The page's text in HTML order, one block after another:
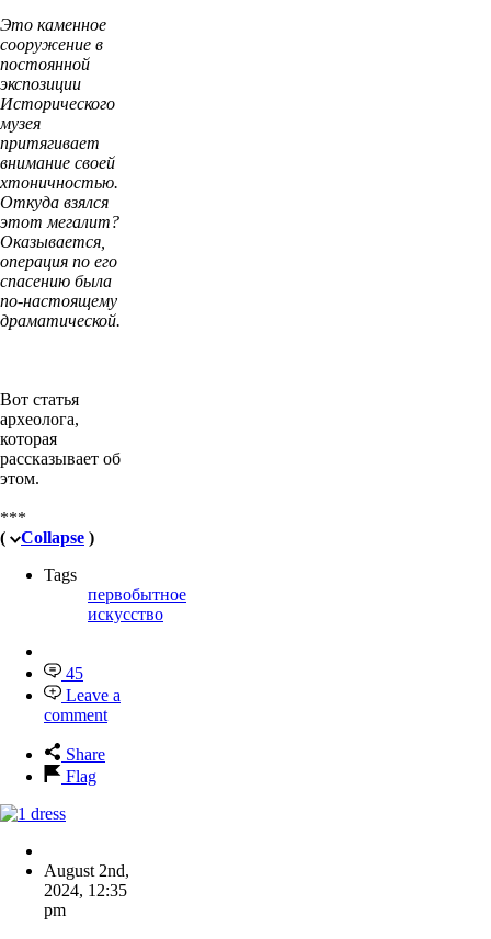
Это каменное
сооружение в
постоянной
экспозиции
Исторического
музея
притягивает
внимание своей
хтоничностью.
Откуда взялся
этот мегалит?
Оказывается,
операция по его
спасению была
по-настоящему
драматической.
Вот статья
археолога,
которая
рассказывает об
этом.
***
(
Collapse )
Tags
первобытное
искусство
45
Leave a
comment
Share
Flag
August 2nd,
2024, 12:35
pm